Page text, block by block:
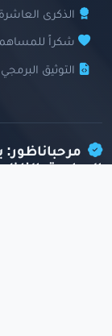
الذكرى العاشرة 10y
شكراً
التوثيق البرمجي
مرحباناظور: